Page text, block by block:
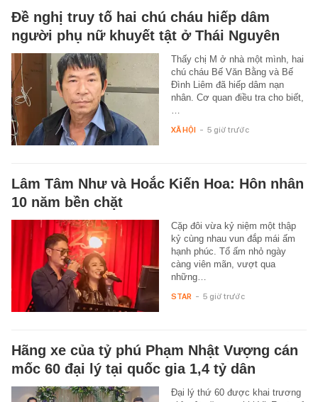
Đề nghị truy tố hai chú cháu hiếp dâm
người phụ nữ khuyết tật ở Thái Nguyên
Thấy chị M ở nhà một mình, hai
chú cháu Bế Văn Bằng và Bế
Đình Liêm đã hiếp dâm nạn
nhân. Cơ quan điều tra cho biết,
…
XÃ HỘI - 5 giờ trước
Lâm Tâm Như và Hoắc Kiến Hoa: Hôn nhân
10 năm bền chặt
Cặp đôi vừa kỷ niệm một thập
kỷ cùng nhau vun đắp mái ấm
hạnh phúc. Tổ ấm nhỏ ngày
càng viên mãn, vượt qua
những…
STAR - 5 giờ trước
Hãng xe của tỷ phú Phạm Nhật Vượng cán
mốc 60 đại lý tại quốc gia 1,4 tỷ dân
Đại lý thứ 60 được khai trương